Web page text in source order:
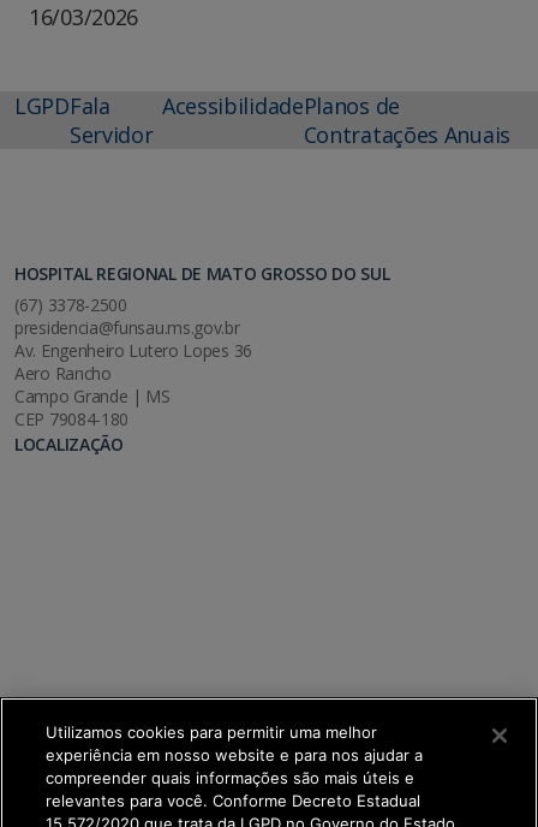
16/03/2026
LGPDFala
Servidor
AcessibilidadePlanos de
Contratações Anuais
HOSPITAL REGIONAL DE MATO GROSSO DO SUL
(67) 3378-2500
presidencia@funsau.ms.gov.br
Av. Engenheiro Lutero Lopes 36
Aero Rancho
Campo Grande | MS
CEP 79084-180
LOCALIZAÇÃO
Utilizamos cookies para permitir uma melhor
experiência em nosso website e para nos ajudar a
compreender quais informações são mais úteis e
relevantes para você. Conforme Decreto Estadual